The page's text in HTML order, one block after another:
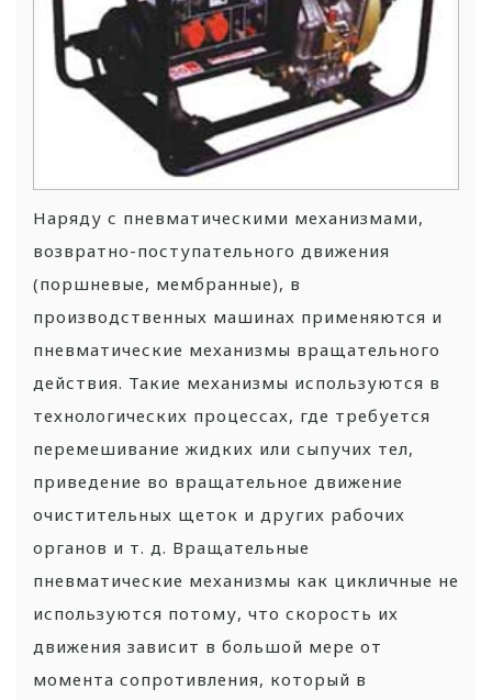
Наряду с пневматическими механизмами,
возвратно-поступательного движения
(поршневые, мембранные), в
производственных машинах применяются и
пневматические механизмы вращательного
действия. Такие механизмы используются в
технологических процессах, где требуется
перемешивание жидких или сыпучих тел,
приведение во вращательное движение
очистительных щеток и других рабочих
органов и т. д. Вращательные
пневматические механизмы как цикличные не
используются потому, что скорость их
движения зависит в большой мере от
момента сопротивления, который в